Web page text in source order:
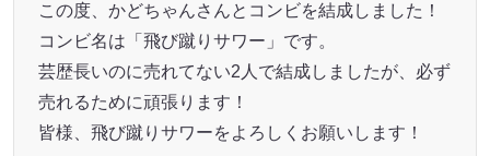
この度、かどちゃんさんとコンビを結成しました！
コンビ名は「飛び蹴りサワー」です。
芸歴長いのに売れてない2人で結成しましたが、必ず
売れるために頑張ります！
皆様、飛び蹴りサワーをよろしくお願いします！